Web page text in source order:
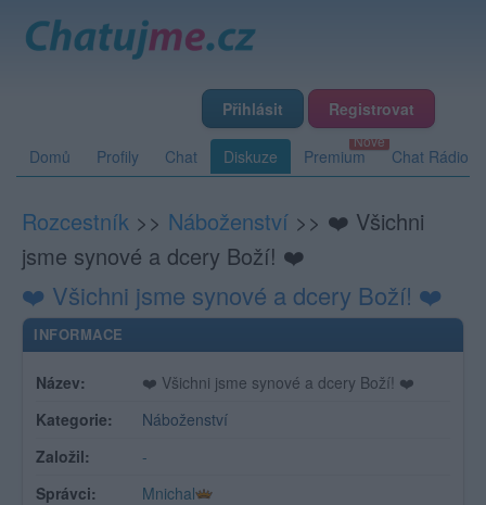
Přihlásit Registrovat
Domů Profily Chat Diskuze Premium Chat Rádio
Rozcestník >> Náboženství >> ❤️ Všichni
jsme synové a dcery Boží! ❤️
❤️ Všichni jsme synové a dcery Boží! ❤️
INFORMACE
Název:
❤️ Všichni jsme synové a dcery Boží! ❤️
Kategorie:
Náboženství
Založil:
-
Správci:
Mnichal